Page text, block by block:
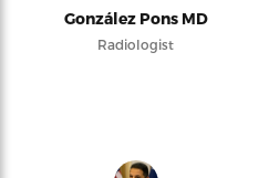
González Pons MD
Radiologist